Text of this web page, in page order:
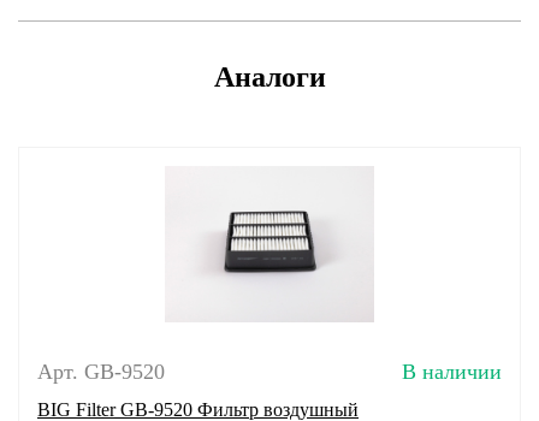
Аналоги
Арт. GB-9520 В наличии
BIG Filter GB-9520 Фильтр воздушный